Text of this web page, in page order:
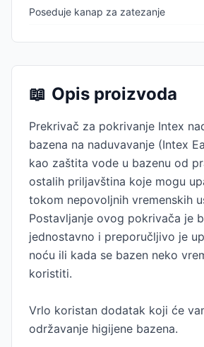
Poseduje kanap za zatezanje
📖 Opis proizvoda
Prekrivač za pokrivanje Intex
bazena na naduvavanje (Intex
kao zaštita vode u bazenu od
ostalih priljavština koje mogu
tokom nepovoljnih vremenskih
Postavljanje ovog pokrivača je
jednostavno i preporučljivo je
noću ili kada se bazen neko
koristiti.
Vrlo koristan dodatak koji će
održavanje higijene bazena.